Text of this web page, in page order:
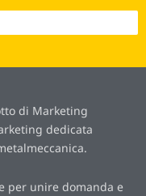
di Marketing
dedicata
per unire domanda e